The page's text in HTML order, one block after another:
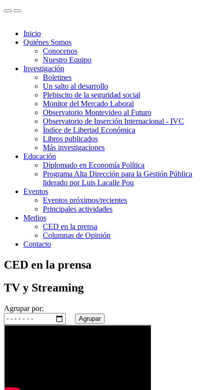
Inicio
Quiénes Somos
Conocenos
Nuestro Equipo
Investigación
Boletines
Un salto al desarrollo
Plebiscito de la seguridad social
Monitor del Mercado Laboral
Observatorio Montevideo al Futuro
Observatorio de Inserción Internacional - IVC
Índice de Libertad Económica
Libros publicados
Más investigaciones
Educación
Diplomado en Economía Política
Programa Alta Dirección para la Gestión Pública
liderado por Luis Lacalle Pou
Eventos
Eventos próximos/recientes
Principales actividades
Medios
CED en la prensa
Columnas de Opinión
Contacto
CED en la prensa
TV y Streaming
Agrupar por:
Agrupar